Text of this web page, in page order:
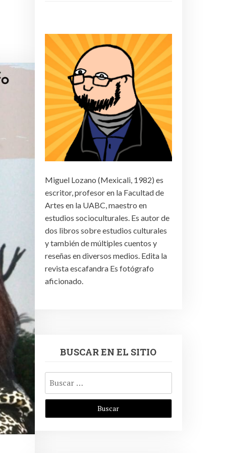
Miguel Lozano (Mexicali, 1982) es
escritor, profesor en la Facultad de
Artes en la UABC, maestro en
estudios socioculturales. Es autor de
dos libros sobre estudios culturales
y también de múltiples cuentos y
reseñas en diversos medios. Edita la
revista escafandra Es fotógrafo
aficionado.
BUSCAR EN EL SITIO
Buscar: